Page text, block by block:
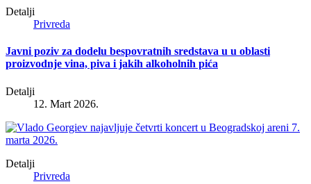
Detalji
Privreda
Javni poziv za dodelu bespovratnih sredstava u u oblasti
proizvodnje vina, piva i jakih alkoholnih pića
Detalji
12. Mart 2026.
Detalji
Privreda